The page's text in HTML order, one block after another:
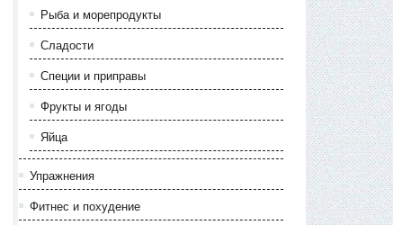
Рыба и морепродукты
Сладости
Специи и приправы
Фрукты и ягоды
Яйца
Упражнения
Фитнес и похудение